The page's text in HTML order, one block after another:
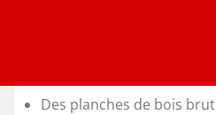
Des planches de bois brut